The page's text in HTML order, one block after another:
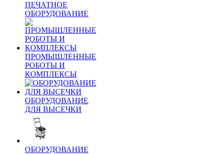
ПЕЧАТНОЕ
ОБОРУДОВАНИЕ
ПРОМЫШЛЕННЫЕ
РОБОТЫ И
КОМПЛЕКСЫ
ОБОРУДОВАНИЕ
ДЛЯ ВЫСЕЧКИ
ОБОРУДОВАНИЕ